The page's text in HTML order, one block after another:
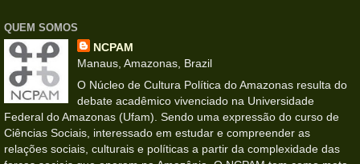
QUEM SOMOS
NCPAM
Manaus, Amazonas, Brazil
O Núcleo de Cultura Política do Amazonas resulta do
debate acadêmico vivenciado na Universidade
Federal do Amazonas (Ufam). Sendo uma expressão do curso de
Ciências Sociais, interessado em estudar e compreender as
relações sociais, culturais e políticas a partir da complexidade das